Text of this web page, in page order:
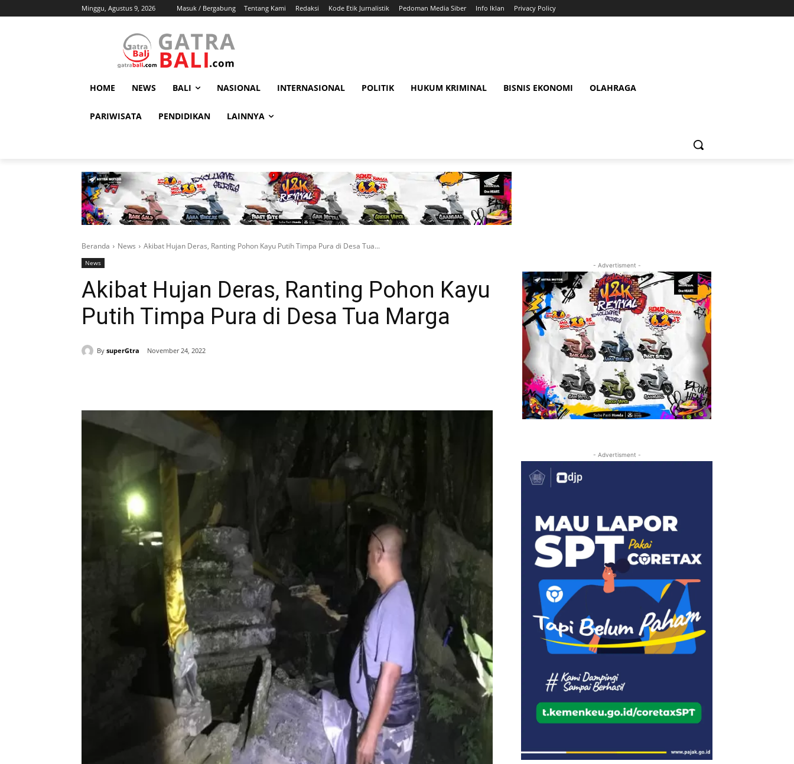
Minggu, Agustus 9, 2026 Masuk / Bergabung Tentang Kami Redaksi Kode Etik Jurnalistik Pedoman Media Siber Info Iklan Privacy Policy
HOME NEWS BALI NASIONAL INTERNASIONAL POLITIK HUKUM KRIMINAL BISNIS EKONOMI OLAHRAGA
PARIWISATA PENDIDIKAN LAINNYA
Beranda News Akibat Hujan Deras, Ranting Pohon Kayu Putih Timpa Pura di Desa Tua...
News
Akibat Hujan Deras, Ranting Pohon Kayu
Putih Timpa Pura di Desa Tua Marga
By superGtra November 24, 2022
- Advertisment -
- Advertisment -